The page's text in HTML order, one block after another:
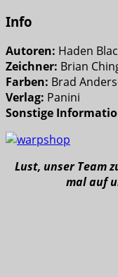
Info
Autoren: Haden
Zeichner: Brian
Farben: Brad
Verlag: Panini
Sonstige
Lust, unser Team
mal auf